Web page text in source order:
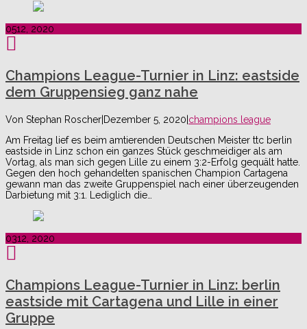
0512, 2020
Champions League-Turnier in Linz: eastside
dem Gruppensieg ganz nahe
Von Stephan Roscher|Dezember 5, 2020|champions league
Am Freitag lief es beim amtierenden Deutschen Meister ttc berlin
eastside in Linz schon ein ganzes Stück geschmeidiger als am
Vortag, als man sich gegen Lille zu einem 3:2-Erfolg gequält hatte.
Gegen den hoch gehandelten spanischen Champion Cartagena
gewann man das zweite Gruppenspiel nach einer überzeugenden
Darbietung mit 3:1. Lediglich die…
0312, 2020
Champions League-Turnier in Linz: berlin
eastside mit Cartagena und Lille in einer
Gruppe